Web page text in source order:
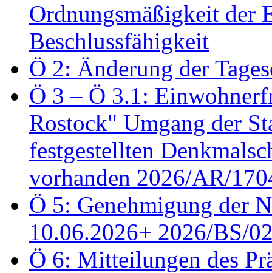
Ordnungsmäßigkeit der
Beschlussfähigkeit
Ö 2: Änderung der
Ö 3 – Ö 3.1:
Rostock" Umgang der
festgestellten
vorhanden 2026/AR/
Ö 5: Genehmigung der
10.06.2026+ 2026/BS/
Ö 6: Mitteilungen des